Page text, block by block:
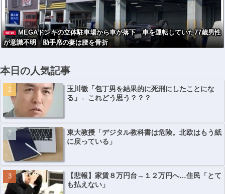
ロブスカイトの
対抗馬か！
が実施した為替
介入は｢一時しの
ぎに過ぎない｣
力ｗ
NEW
MEGAドンキの立体駐車場から車が落下 車を運転していた77歳男性
が意識不明 助手席の妻は腰を骨折
本日の人気記事
玉川徹「包丁男を結果的に死刑にしたことにな
る」←これどう思う？？？
東大教授「デジタル教科書は危険。北欧はもう紙
に戻っている」
【悲報】家賃８万円台→１２万円へ…住民「とて
も払えない」